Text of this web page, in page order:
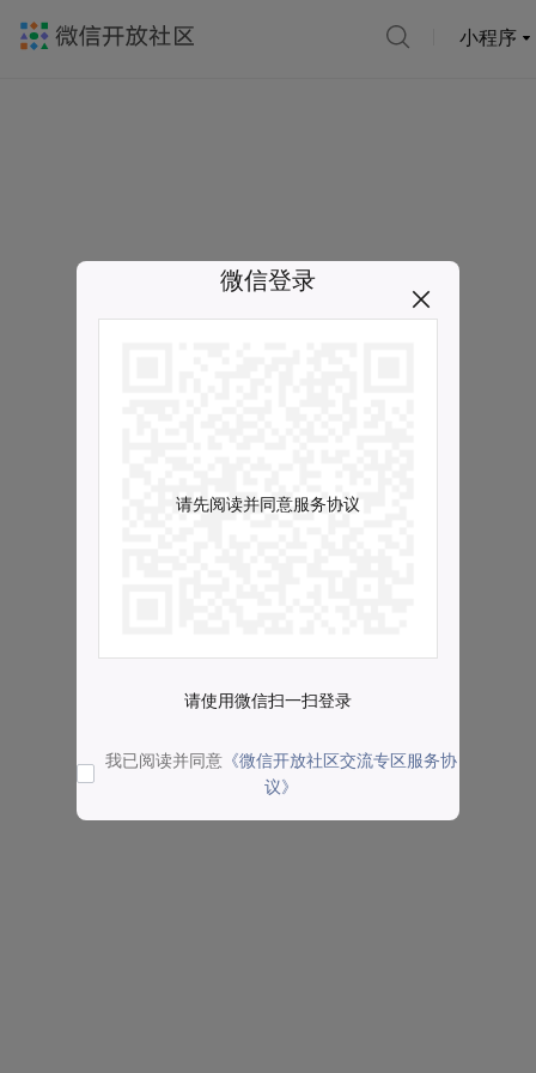
小程序
微信登录
请先阅读并同意服务协议
请使用微信扫一扫登录
我已阅读并同意 《微信开放社区交流专区服务协
议》